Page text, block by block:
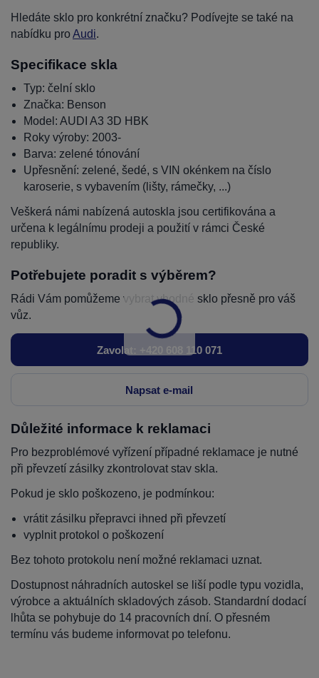
Hledáte sklo pro konkrétní značku? Podívejte se také na
nabídku proAudi.
Specifikace skla
Typ: čelní sklo
Značka: Benson
Model: AUDI A3 3D HBK
Roky výroby: 2003-
Barva: zelené tónování
Upřesnění: zelené, šedé, s VIN okénkem na číslo
karoserie, s vybavením (lišty, rámečky, ...)
Veškerá námi nabízená autoskla jsou certifikována a
určena k legálnímu prodeji a použití v rámci České
republiky.
Potřebujete poradit s výběrem?
Rádi Vám pomůžeme vybrat vhodné sklo přesně pro váš
vůz.
Zavolat: +420 608 110 071
Napsat e-mail
Důležité informace k reklamaci
Pro bezproblémové vyřízení případné reklamace je nutné
při převzetí zásilky zkontrolovat stav skla.
Pokud je sklo poškozeno, je podmínkou:
vrátit zásilku přepravci ihned při převzetí
vyplnit protokol o poškození
Bez tohoto protokolu není možné reklamaci uznat.
Dostupnost náhradních autoskel se liší podle typu vozidla,
výrobce a aktuálních skladových zásob. Standardní dodací
lhůta se pohybuje do 14 pracovních dní. O přesném
termínu vás budeme informovat po telefonu.